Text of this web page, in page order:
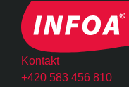
Kontakt
+420 583 456 810